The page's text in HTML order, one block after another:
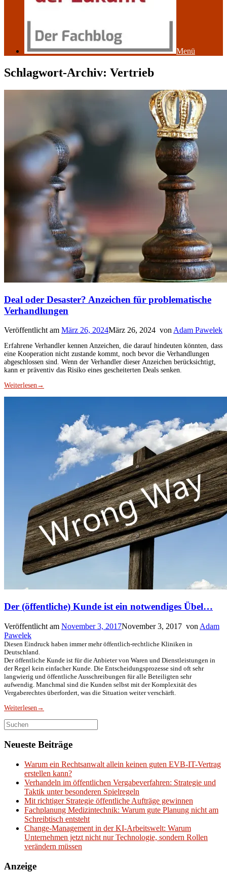
Menü
Schlagwort-Archiv: Vertrieb
Deal oder Desaster? Anzeichen für problematische
Verhandlungen
Veröffentlicht am März 26, 2024März 26, 2024 von Adam Pawelek
Erfahrene Verhandler kennen Anzeichen, die darauf hindeuten könnten, dass
eine Kooperation nicht zustande kommt, noch bevor die Verhandlungen
abgeschlossen sind. Wenn der Verhandler dieser Anzeichen berücksichtigt,
kann er präventiv das Risiko eines gescheiterten Deals senken.
Weiterlesen→
Der (öffentliche) Kunde ist ein notwendiges Übel…
Veröffentlicht am November 3, 2017November 3, 2017 von Adam
Pawelek
Diesen Eindruck haben immer mehr öffentlich-rechtliche Kliniken in
Deutschland.
Der öffentliche Kunde ist für die Anbieter von Waren und Dienstleistungen in
der Regel kein einfacher Kunde. Die Entscheidungsprozesse sind oft sehr
langwierig und öffentliche Ausschreibungen für alle Beteiligten sehr
aufwendig. Manchmal sind die Kunden selbst mit der Komplexität des
Vergaberechtes überfordert, was die Situation weiter verschärft.
Weiterlesen →
Suchen
nach:
Neueste Beiträge
Warum ein Rechtsanwalt allein keinen guten EVB-IT-Vertrag
erstellen kann?
Verhandeln im öffentlichen Vergabeverfahren: Strategie und
Taktik unter besonderen Spielregeln
Mit richtiger Strategie öffentliche Aufträge gewinnen
Fachplanung Medizintechnik: Warum gute Planung nicht am
Schreibtisch entsteht
Change-Management in der KI-Arbeitswelt: Warum
Unternehmen jetzt nicht nur Technologie, sondern Rollen
verändern müssen
Anzeige